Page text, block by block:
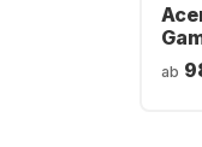
16
ab